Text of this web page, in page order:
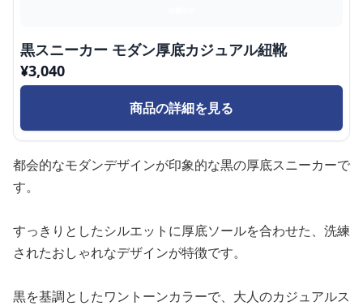
黒スニーカー モダン厚底カジュアル紐靴
¥3,040
商品の詳細を見る
都会的なモダンデザインが印象的な黒の厚底スニーカーで
す。
すっきりとしたシルエットに厚底ソールを合わせた、洗練
されたおしゃれなデザインが特徴です。
黒を基調としたワントーンカラーで、大人のカジュアルス